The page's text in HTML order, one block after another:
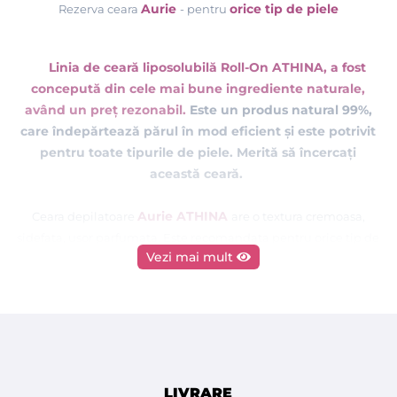
Rezerva ceara Aurie - pentru orice tip de piele
Linia de ceară liposolubilă Roll-On ATHINA, a fost
concepută din cele mai bune ingrediente naturale,
având un preț rezonabil. Este un produs natural 99%,
care îndepărtează părul în modeficient și este potrivit
pentru toate tipurile de piele. Merită să încercați
această ceară.
Aurie ATHINA
piele. Este o ceară liposolubilă de unică folosintă ce poate fi
Vezi mai mult
LIVRARE